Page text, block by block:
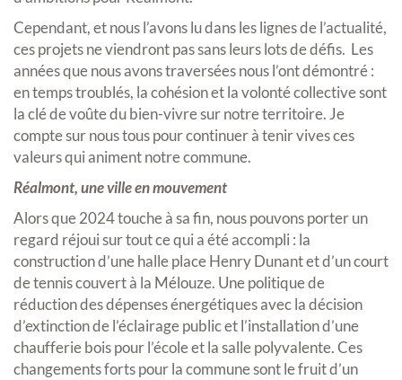
Cependant, et nous l’avons lu dans les lignes de l’actualité,
ces projets ne viendront pas sans leurs lots de défis. Les
années que nous avons traversées nous l’ont démontré :
en temps troublés, la cohésion et la volonté collective sont
la clé de voûte du bien-vivre sur notre territoire. Je
compte sur nous tous pour continuer à tenir vives ces
valeurs qui animent notre commune.
Réalmont, une ville en mouvement
Alors que 2024 touche à sa fin, nous pouvons porter un
regard réjoui sur tout ce qui a été accompli : la
construction d’une halle place Henry Dunant et d’un court
de tennis couvert à la Mélouze. Une politique de
réduction des dépenses énergétiques avec la décision
d’extinction de l’éclairage public et l’installation d’une
chaufferie bois pour l’école et la salle polyvalente. Ces
changements forts pour la commune sont le fruit d’un